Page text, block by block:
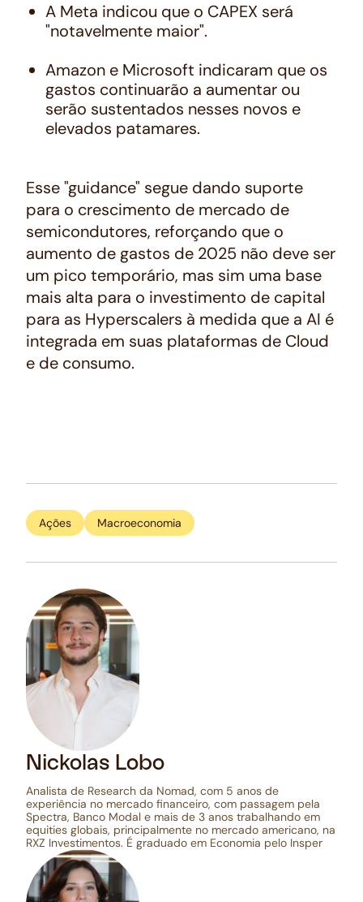
A Meta indicou que o CAPEX será
"notavelmente maior".
Amazon e Microsoft indicaram que os
gastos continuarão a aumentar ou
serão sustentados nesses novos e
elevados patamares.
Esse "guidance" segue dando suporte
para o crescimento de mercado de
semicondutores, reforçando que o
aumento de gastos de 2025 não deve ser
um pico temporário, mas sim uma base
mais alta para o investimento de capital
para as Hyperscalers à medida que a AI é
integrada em suas plataformas de Cloud
e de consumo.
Ações Macroeconomia
Nickolas Lobo
Analista de Research da Nomad, com 5 anos de
experiência no mercado financeiro, com passagem pela
Spectra, Banco Modal e mais de 3 anos trabalhando em
equities globais, principalmente no mercado americano, na
RXZ Investimentos. É graduado em Economia pelo Insper